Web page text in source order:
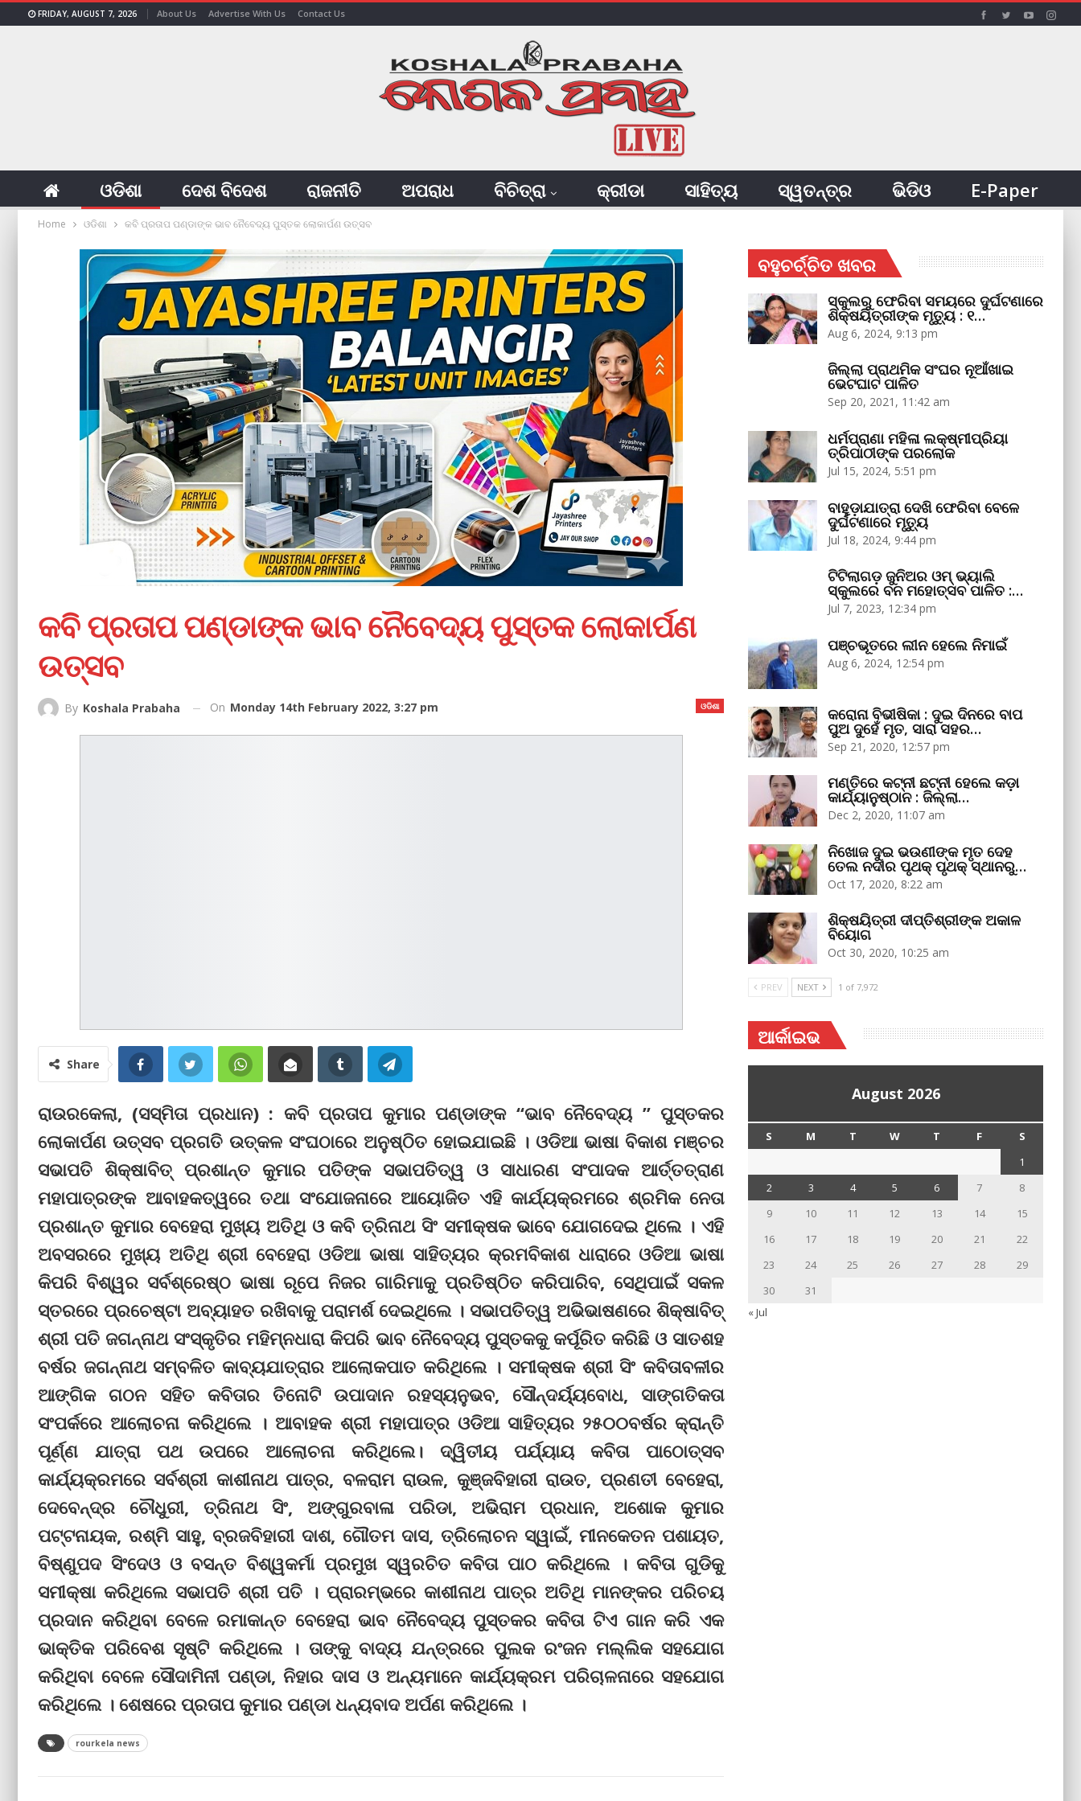
FRIDAY, AUGUST 7, 2026 About Us Advertise With Us Contact Us
ଓଡିଶା ଦେଶ ବିଦେଶ ରାଜନୀତି ଅପରାଧ ବିଚିତ୍ରା କ୍ରୀଡା ସାହିତ୍ୟ ସ୍ୱତନ୍ତ୍ର ଭିଡିଓ E-Paper
Home ଓଡିଶା କବି ପ୍ରତାପ ପଣ୍ଡାଙ୍କ ଭାବ ନୈବେଦ୍ୟ ପୁସ୍ତକ ଲୋକାର୍ପଣ ଉତ୍ସବ
କବି ପ୍ରତାପ ପଣ୍ଡାଙ୍କ ଭାବ ନୈବେଦ୍ୟ ପୁସ୍ତକ ଲୋକାର୍ପଣ
ଉତ୍ସବ
ଓଡିଶା
By Koshala Prabaha On Monday 14th February 2022, 3:27 pm
Share
ରାଉରକେଲା, (ସସ୍ମିତା ପ୍ରଧାନ) : କବି ପ୍ରତାପ କୁମାର ପଣ୍ଡାଙ୍କ “ଭାବ ନୈବେଦ୍ୟ ” ପୁସ୍ତକର
ଲୋକାର୍ପଣ ଉତ୍ସବ ପ୍ରଗତି ଉତ୍କଳ ସଂଘଠାରେ ଅନୁଷ୍ଠିତ ହୋଇଯାଇଛି । ଓଡିଆ ଭାଷା ବିକାଶ ମଞ୍ଚର
ସଭାପତି ଶିକ୍ଷାବିତ୍ ପ୍ରଶାନ୍ତ କୁମାର ପତିଙ୍କ ସଭାପତିତ୍ୱ ଓ ସାଧାରଣ ସଂପାଦକ ଆର୍ତ୍ତତ୍ରାଣ
ମହାପାତ୍ରଙ୍କ ଆବାହକତ୍ୱରେ ତଥା ସଂଯୋଜନାରେ ଆୟୋଜିତ ଏହି କାର୍ଯ୍ୟକ୍ରମରେ ଶ୍ରମିକ ନେତା
ପ୍ରଶାନ୍ତ କୁମାର ବେହେରା ମୁଖ୍ୟ ଅତିଥି ଓ କବି ତ୍ରିନାଥ ସିଂ ସମୀକ୍ଷକ ଭାବେ ଯୋଗଦେଇ ଥିଲେ । ଏହି
ଅବସରରେ ମୁଖ୍ୟ ଅତିଥି ଶ୍ରୀ ବେହେରା ଓଡିଆ ଭାଷା ସାହିତ୍ୟର କ୍ରମବିକାଶ ଧାରାରେ ଓଡିଆ ଭାଷା
କିପରି ବିଶ୍ୱର ସର୍ବଶ୍ରେଷ୍ଠ ଭାଷା ରୂପେ ନିଜର ଗାରିମାକୁ ପ୍ରତିଷ୍ଠିତ କରିପାରିବ, ସେଥିପାଇଁ ସକଳ
ସ୍ତରରେ ପ୍ରଚେଷ୍ଟା ଅବ୍ୟାହତ ରଖିବାକୁ ପରାମର୍ଶ ଦେଇଥିଲେ । ସଭାପତିତ୍ୱ ଅଭିଭାଷଣରେ ଶିକ୍ଷାବିତ୍
ଶ୍ରୀ ପତି ଜଗନ୍ନାଥ ସଂସ୍କୃତିର ମହିମ୍ନଧାରା କିପରି ଭାବ ନୈବେଦ୍ୟ ପୁସ୍ତକକୁ କର୍ପୂରିତ କରିଛି ଓ ସାତଶହ
ବର୍ଷର ଜଗନ୍ନାଥ ସମ୍ବଳିତ କାବ୍ୟଯାତ୍ରାର ଆଲୋକପାତ କରିଥିଲେ । ସମୀକ୍ଷକ ଶ୍ରୀ ସିଂ କବିତାବଳୀର
ଆଙ୍ଗିକ ଗଠନ ସହିତ କବିତାର ତିନୋଟି ଉପାଦାନ ରହସ୍ୟନୁଭବ, ସୌନ୍ଦର୍ୟ୍ୟବୋଧ, ସାଙ୍ଗତିକତା
ସଂପର୍କରେ ଆଲୋଚନା କରିଥିଲେ । ଆବାହକ ଶ୍ରୀ ମହାପାତ୍ର ଓଡିଆ ସାହିତ୍ୟର ୨୫୦୦ବର୍ଷର କ୍ରାନ୍ତି
ପୂର୍ଣ୍ଣ ଯାତ୍ରା ପଥ ଉପରେ ଆଲୋଚନା କରିଥିଲେ। ଦ୍ୱିତୀୟ ପର୍ଯ୍ୟାୟ କବିତା ପାଠୋତ୍ସବ
କାର୍ଯ୍ୟକ୍ରମରେ ସର୍ବଶ୍ରୀ କାଶୀନାଥ ପାତ୍ର, ବଳରାମ ରାଉଳ, କୁଞ୍ଜବିହାରୀ ରାଉତ, ପ୍ରଣତୀ ବେହେରା,
ଦେବେନ୍ଦ୍ର ଚୌଧୁରୀ, ତ୍ରିନାଥ ସିଂ, ଅଙ୍ଗୁରବାଳା ପରିଡା, ଅଭିରାମ ପ୍ରଧାନ, ଅଶୋକ କୁମାର
ପଟ୍ଟନାୟକ, ରଶ୍ମି ସାହୁ, ବ୍ରଜବିହାରୀ ଦାଶ, ଗୌତମ ଦାସ, ତ୍ରିଲୋଚନ ସ୍ୱାଇଁ, ମୀନକେତନ ପଶାୟତ,
ବିଷ୍ଣୁପଦ ସିଂଦେଓ ଓ ବସନ୍ତ ବିଶ୍ୱକର୍ମା ପ୍ରମୁଖ ସ୍ୱରଚିତ କବିତା ପାଠ କରିଥିଲେ । କବିତା ଗୁଡିକୁ
ସମୀକ୍ଷା କରିଥିଲେ ସଭାପତି ଶ୍ରୀ ପତି । ପ୍ରାରମ୍ଭରେ କାଶୀନାଥ ପାତ୍ର ଅତିଥି ମାନଙ୍କର ପରିଚୟ
ପ୍ରଦାନ କରିଥିବା ବେଳେ ରମାକାନ୍ତ ବେହେରା ଭାବ ନୈବେଦ୍ୟ ପୁସ୍ତକର କବିତା ଟିଏ ଗାନ କରି ଏକ
ଭାକ୍ତିକ ପରିବେଶ ସୃଷ୍ଟି କରିଥିଲେ । ତାଙ୍କୁ ବାଦ୍ୟ ଯନ୍ତ୍ରରେ ପୁଲକ ରଂଜନ ମଲ୍ଲିକ ସହଯୋଗ
କରିଥିବା ବେଳେ ସୌଦାମିନୀ ପଣ୍ଡା, ନିହାର ଦାସ ଓ ଅନ୍ୟମାନେ କାର୍ଯ୍ୟକ୍ରମ ପରିଚାଳନାରେ ସହଯୋଗ
କରିଥିଲେ । ଶେଷରେ ପ୍ରତାପ କୁମାର ପଣ୍ଡା ଧନ୍ୟବାଦ ଅର୍ପଣ କରିଥିଲେ ।
rourkela news
ବହୁଚର୍ଚ୍ଚିତ ଖବର
ସ୍କୁଲରୁ ଫେରିବା ସମୟରେ ଦୁର୍ଘଟଣାରେ
ଶିକ୍ଷୟିତ୍ରୀଙ୍କ ମୃତ୍ୟୁ : ୧…
Aug 6, 2024, 9:13 pm
ଜିଲ୍ଲା ପ୍ରାଥମିକ ସଂଘର ନୂଆଁଖାଇ
ଭେଟଘାଟ ପାଳିତ
Sep 20, 2021, 11:42 am
ଧର୍ମପ୍ରାଣା ମହିଳା ଲକ୍ଷ୍ମୀପ୍ରିୟା
ତ୍ରିପାଠୀଙ୍କ ପରଲୋକ
Jul 15, 2024, 5:51 pm
ବାହୁଡ଼ାଯାତ୍ରା ଦେଖି ଫେରିବା ବେଳେ
ଦୁର୍ଘଟଣାରେ ମୃତ୍ୟୁ
Jul 18, 2024, 9:44 pm
ଟିଟିଲାଗଡ଼ ଜୁନିଅର ଓମ୍‌ ଭ୍ୟାଲି
ସ୍କୁଲରେ ବନ ମହୋତ୍ସବ ପାଳିତ :…
Jul 7, 2023, 12:34 pm
ପଞ୍ଚଭୂତରେ ଲୀନ ହେଲେ ନିମାଇଁ
Aug 6, 2024, 12:54 pm
କରୋନା ବିଭୀଷିକା : ଦୁଇ ଦିନରେ ବାପ
ପୁଅ ଦୁହେଁ ମୃତ, ସାରା ସହର…
Sep 21, 2020, 12:57 pm
ମଣ୍ତିରେ କଟ୍‌ନୀ ଛଟ୍‌ନୀ ହେଲେ କଡ଼ା
କାର୍ଯ୍ୟାନୁଷ୍ଠାନ : ଜିଲ୍ଲା…
Dec 2, 2020, 11:07 am
ନିଖୋଜ ଦୁଇ ଭଉଣୀଙ୍କ ମୃତ ଦେହ
ତେଲ ନଦୀର ପୃଥକ୍‌ ପୃଥକ୍‌ ସ୍ଥାନରୁ…
Oct 17, 2020, 8:22 am
ଶିକ୍ଷୟିତ୍ରୀ ଦୀପ୍ତିଶ୍ରୀଙ୍କ ଅକାଳ
ବିୟୋଗ
Oct 30, 2020, 10:25 am
PREV NEXT 1 of 7,972
ଆର୍କାଇଭ
August 2026
S M T W T F
S
1
2
3 4 5 6 7
8
9
10 11 12 13 14
15
16
17 18 19 20 21
22
23
24 25 26 27 28
29
30
31
« Jul